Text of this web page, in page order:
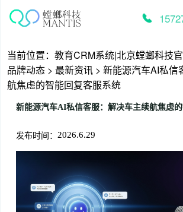
当前位置： 教育CRM系统|北京螳螂科技
品牌动态 > 最新资讯 > 新能源汽车AI私信
航焦虑的智能回复客服系统
新能源汽车AI私信客服：解决车主续航焦虑
发布时间： 2026.6.29